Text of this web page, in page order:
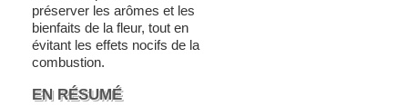
préserver les arômes et les
bienfaits de la fleur, tout en
évitant les effets nocifs de la
combustion.
EN RÉSUMÉ